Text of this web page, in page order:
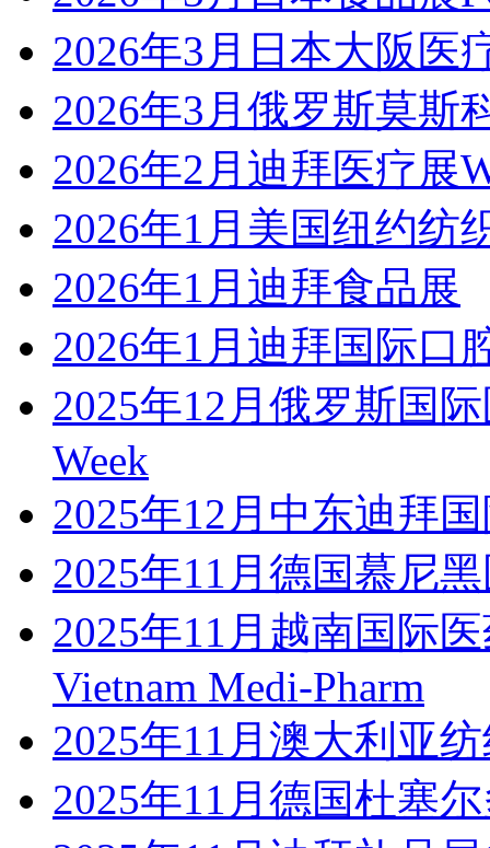
2026年3月日本大阪医
2026年3月俄罗斯莫斯
2026年2月迪拜医疗展
2026年1月美国纽约纺
2026年1月迪拜食品展
2026年1月迪拜国际口
2025年12月俄罗斯国
Week
2025年12月中东迪拜
2025年11月德国慕尼
2025年11月越南国际
Vietnam Medi-Pharm
2025年11月澳大利亚
2025年11月德国杜塞